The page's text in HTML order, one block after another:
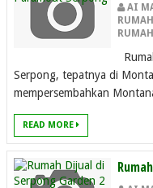
AI
Serpong, tepatnya di
mempersembahkan
READ MORE